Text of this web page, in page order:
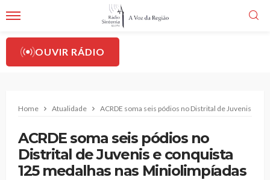
OUVIR RÁDIO
Home Atualidade ACRDE soma seis pódios no Distrital de Juvenis e
ACRDE soma seis pódios no
Distrital de Juvenis e conquista
125 medalhas nas Miniolimpíadas